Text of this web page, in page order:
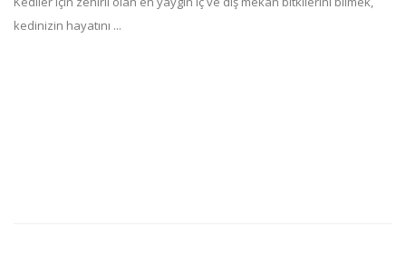
kedinizin hayatını ...